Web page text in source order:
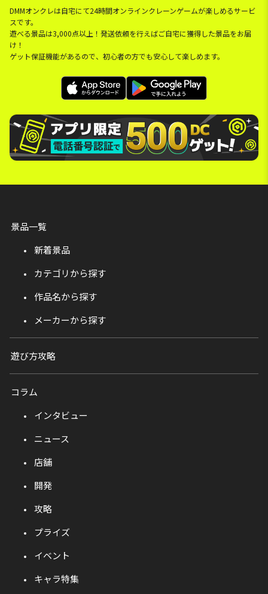
DMMオンクレは自宅にて24時間オンラインクレーンゲームが楽しめるサービ
スです。
遊べる景品は3,000点以上！発送依頼を行えばご自宅に獲得した景品をお届
け！
ゲット保証機能があるので、初心者の方でも安心して楽しめます。
景品一覧
新着景品
カテゴリから探す
作品名から探す
メーカーから探す
遊び方攻略
コラム
インタビュー
ニュース
店舗
開発
攻略
プライズ
イベント
キャラ特集